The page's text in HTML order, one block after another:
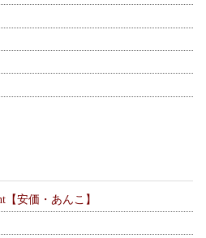
【安価・あんこ】